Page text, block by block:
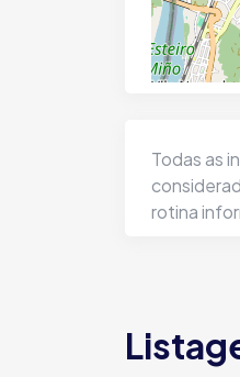
Todas as
rotina